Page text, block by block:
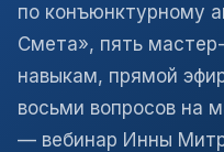
по конъюнктурному
Смета», пять
навыкам, прямой
восьми вопросов на
— вебинар Инны